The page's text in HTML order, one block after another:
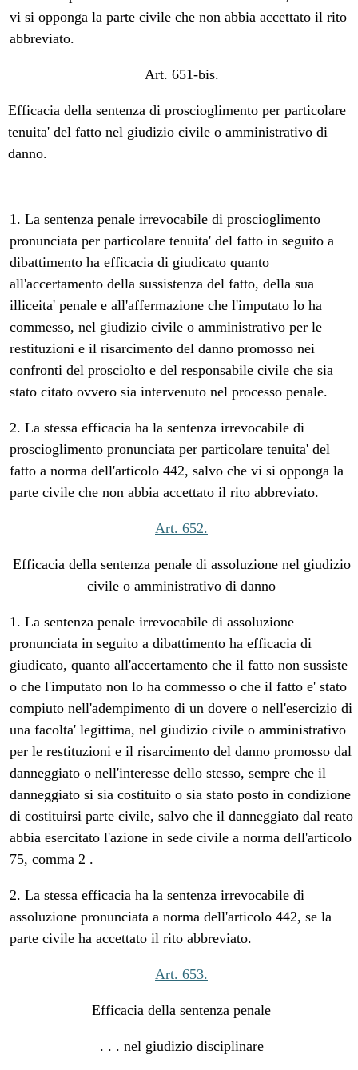
vi si opponga la parte civile che non abbia accettato il rito
abbreviato.
Art. 651-bis.
Efficacia della sentenza di proscioglimento per particolare
tenuita' del fatto nel giudizio civile o amministrativo di
danno.
1. La sentenza penale irrevocabile di proscioglimento
pronunciata per particolare tenuita' del fatto in seguito a
dibattimento ha efficacia di giudicato quanto
all'accertamento della sussistenza del fatto, della sua
illiceita' penale e all'affermazione che l'imputato lo ha
commesso, nel giudizio civile o amministrativo per le
restituzioni e il risarcimento del danno promosso nei
confronti del prosciolto e del responsabile civile che sia
stato citato ovvero sia intervenuto nel processo penale.
2. La stessa efficacia ha la sentenza irrevocabile di
proscioglimento pronunciata per particolare tenuita' del
fatto a norma dell'articolo 442, salvo che vi si opponga la
parte civile che non abbia accettato il rito abbreviato.
Art. 652.
Efficacia della sentenza penale di assoluzione nel giudizio
civile o amministrativo di danno
1. La sentenza penale irrevocabile di assoluzione
pronunciata in seguito a dibattimento ha efficacia di
giudicato, quanto all'accertamento che il fatto non sussiste
o che l'imputato non lo ha commesso o che il fatto e' stato
compiuto nell'adempimento di un dovere o nell'esercizio di
una facolta' legittima, nel giudizio civile o amministrativo
per le restituzioni e il risarcimento del danno promosso dal
danneggiato o nell'interesse dello stesso, sempre che il
danneggiato si sia costituito o sia stato posto in condizione
di costituirsi parte civile, salvo che il danneggiato dal reato
abbia esercitato l'azione in sede civile a norma dell'articolo
75, comma 2 .
2. La stessa efficacia ha la sentenza irrevocabile di
assoluzione pronunciata a norma dell'articolo 442, se la
parte civile ha accettato il rito abbreviato.
Art. 653.
Efficacia della sentenza penale
. . . nel giudizio disciplinare